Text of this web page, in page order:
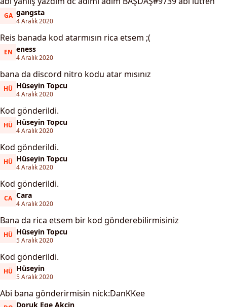
GAgangsta
gangsta
4 Aralık 2020
Reis banada kod atarmısın rica etsem ;(
ENeness
eness
4 Aralık 2020
bana da discord nitro kodu atar mısınız
HÜHüseyin Topcu
Hüseyin Topcu
4 Aralık 2020
Kod gönderildi.
HÜHüseyin Topcu
Hüseyin Topcu
4 Aralık 2020
Kod gönderildi.
HÜHüseyin Topcu
Hüseyin Topcu
4 Aralık 2020
Kod gönderildi.
CACara
Cara
4 Aralık 2020
Bana da rica etsem bir kod gönderebilirmisiniz
HÜHüseyin Topcu
Hüseyin Topcu
5 Aralık 2020
Kod gönderildi.
HÜHüseyin
Hüseyin
5 Aralık 2020
Abi bana gönderirmisin nick:DanKKee
Doruk Ege Akcin